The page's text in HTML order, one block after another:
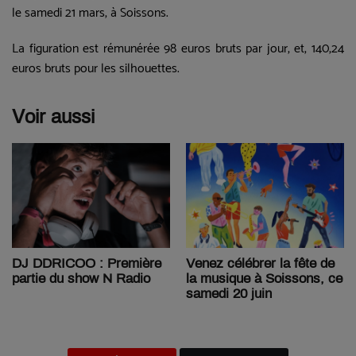
le samedi 21 mars, à Soissons.
La figuration est rémunérée 98 euros bruts par jour, et, 140,24
euros bruts pour les silhouettes.
Voir aussi
DJ DDRICOO : Première
partie du show N Radio
Venez célébrer la fête de
la musique à Soissons, ce
samedi 20 juin